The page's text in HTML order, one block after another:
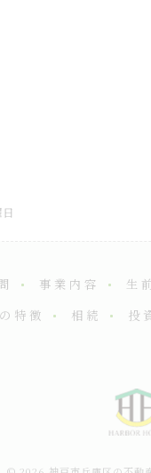
事業内容 生
特徴 相続 投